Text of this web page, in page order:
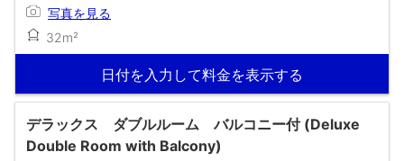
写真を見る
32m²
日付を入力して料金を表示する
デラックス ダブルルーム バルコニー付 (Deluxe
Double Room with Balcony)